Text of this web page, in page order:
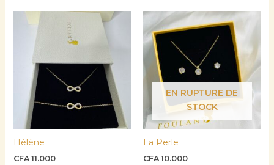
Hélène
CFA11.000
EN RUPTURE DE
STOCK
La Perle
CFA 10.000